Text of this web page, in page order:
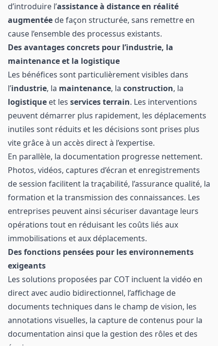
d’introduire l’assistance à distance en réalité
augmentée de façon structurée, sans remettre en
cause l’ensemble des processus existants.
Des avantages concrets pour l’industrie, la
maintenance et la logistique
Les bénéfices sont particulièrement visibles dans
l’industrie, la maintenance, la construction, la
logistique et les services terrain. Les interventions
peuvent démarrer plus rapidement, les déplacements
inutiles sont réduits et les décisions sont prises plus
vite grâce à un accès direct à l’expertise.
En parallèle, la documentation progresse nettement.
Photos, vidéos, captures d’écran et enregistrements
de session facilitent la traçabilité, l’assurance qualité, la
formation et la transmission des connaissances. Les
entreprises peuvent ainsi sécuriser davantage leurs
opérations tout en réduisant les coûts liés aux
immobilisations et aux déplacements.
Des fonctions pensées pour les environnements
exigeants
Les solutions proposées par COT incluent la vidéo en
direct avec audio bidirectionnel, l’affichage de
documents techniques dans le champ de vision, les
annotations visuelles, la capture de contenus pour la
documentation ainsi que la gestion des rôles et des